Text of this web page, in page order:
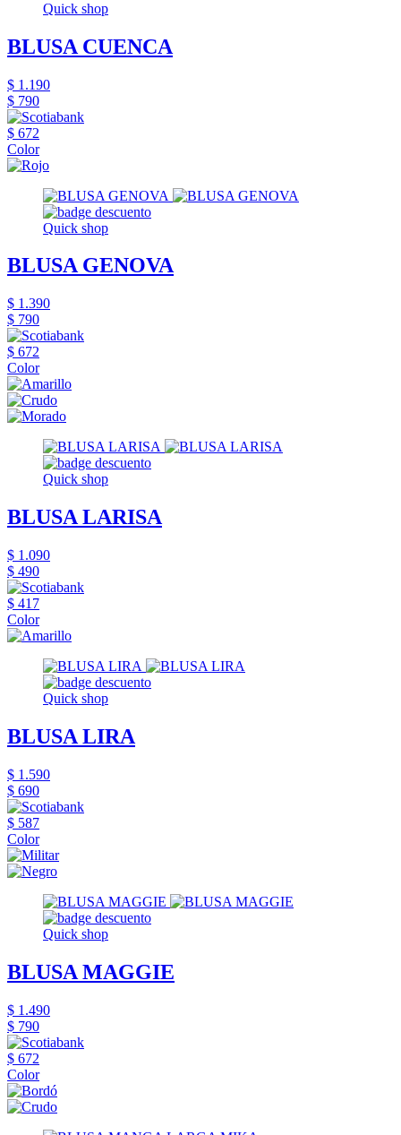
Quick shop
BLUSA CUENCA
$ 1.190
$ 790
$ 672
Color
Quick shop
BLUSA GENOVA
$ 1.390
$ 790
$ 672
Color
Quick shop
BLUSA LARISA
$ 1.090
$ 490
$ 417
Color
Quick shop
BLUSA LIRA
$ 1.590
$ 690
$ 587
Color
Quick shop
BLUSA MAGGIE
$ 1.490
$ 790
$ 672
Color